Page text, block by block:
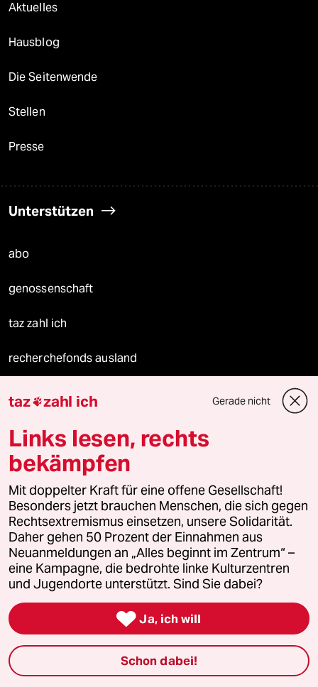
Aktuelles
Hausblog
Die Seitenwende
Stellen
Presse
Unterstützen
abo
genossenschaft
taz zahl ich
recherchefonds ausland
panterstiftung
panterpreis 2026
Podcast
bundestalk
fernverbindung
klima update°
Freie Rede
taz zahl ich Gerade nicht
Links lesen, rechts
bekämpfen
Mit doppelter Kraft für eine offene Gesellschaft!
Besonders jetzt brauchen Menschen, die sich gegen
Rechtsextremismus einsetzen, unsere Solidarität.
Daher gehen 50 Prozent der Einnahmen aus
Neuanmeldungen an „Alles beginnt im Zentrum“ –
eine Kampagne, die bedrohte linke Kulturzentren
und Jugendorte unterstützt. Sind Sie dabei?
 Ja, ich will
Schon dabei!